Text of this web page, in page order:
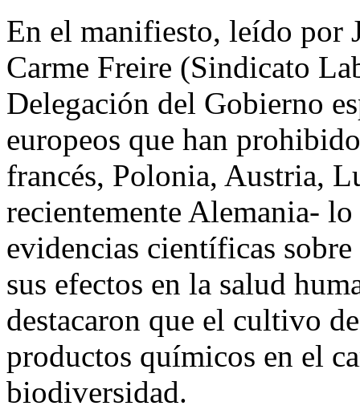
En el manifiesto, leído por
Carme Freire (Sindicato
Delegación del Gobierno
europeos que han
francés, Polonia, Austria,
recientemente Alemania- lo
evidencias científicas
sus efectos en la salud
destacaron que el cultivo
productos químicos en el
biodiversidad.